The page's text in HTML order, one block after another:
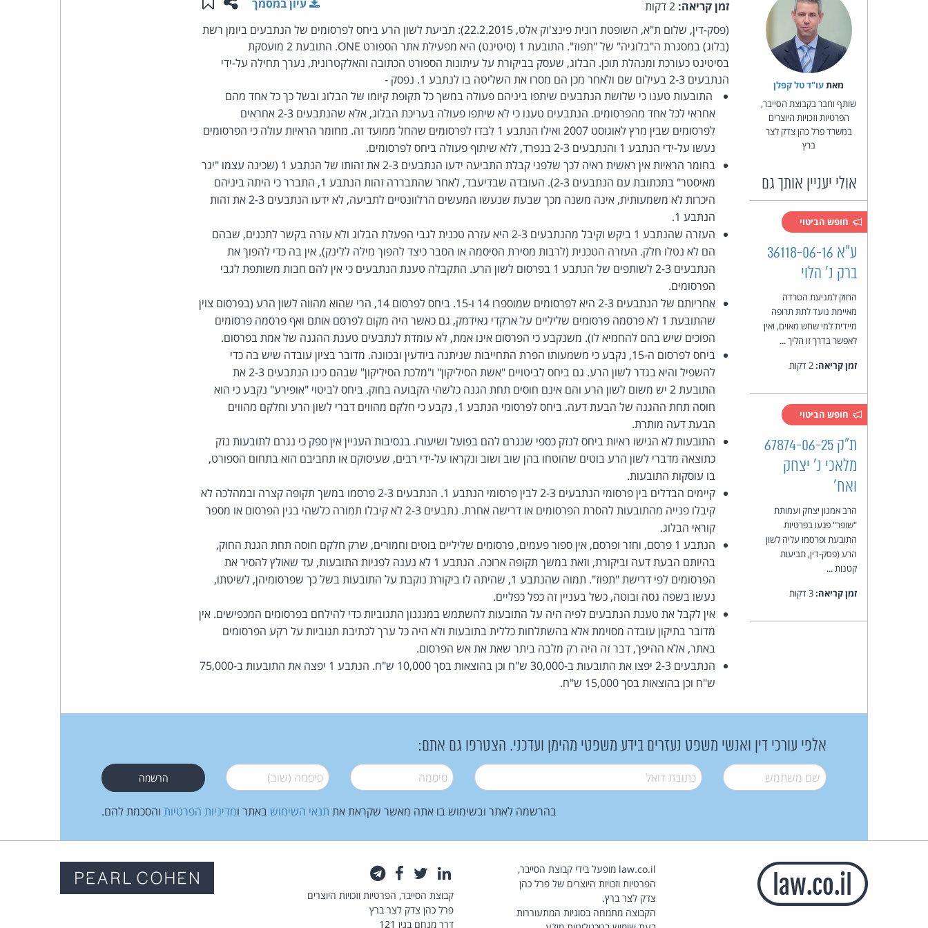
מאת‏עו"ד טל קפלן
שותף וחבר בקבוצת הסייבר,
הפרטיות וזכויות היוצרים
במשרד פרל כהן צדק לצר
ברץ
אולי יעניין אותך גם
חופש הביטוי
ע"א 36118-06-16
ברק נ' הלוי
החוק למניעת הטרדה
מאיימת נועד לתת תרופה
מיידית למי שחש מאוים, ואין
לאפשר בדרך זו הליך ...
זמן קריאה:
חופש הביטוי
ת"ק 67874-06-25
מלאכי נ' יצחק
ואח'
הרב אמנון יצחק ועמותת
"שופר" פגעו בפרטיות
התובעת ופרסמו עליה לשון
הרע (פסק-דין, תביעות
קטנות ...
זמן קריאה:
זמן קריאה:
עיון במסמך
(פסק-דין, שלום ת"א, השופטת רונית פינצ'וק אלט, 22.2.2015): תביעת לשון הרע ביחס לפרסומים של הנתבעים ביומן רשת
(בלוג) במסגרת ה"בלוגיה" של "תפוז". התובעת 1 (סיטינט) היא מפעילת אתר הספורט ONE. התובעת 2 מועסקת
בסיטינט כעורכת ומנהלת תוכן. הבלוג, שעסק בביקורת על עיתונות הספורט הכתובה והאלקטרונית, נערך תחילה על-ידי
הנתבעים 2-3 בעילום שם ולאחר מכן הם מסרו את השליטה בו לנתבע 1. נפסק -
התובעות טענו כי שלושת הנתבעים שיתפו ביניהם פעולה במשך כל תקופת קיומו של הבלוג ובשל כך כל אחד מהם
אחראי לכל אחד מהפרסומים. הנתבעים טענו כי לא שיתפו פעולה בעריכת הבלוג, אלא שהנתבעים 2-3 אחראים
לפרסומים שבין מרץ לאוגוסט 2007 ואילו הנתבע 1 לבדו לפרסומים שהחל ממועד זה. מחומר הראיות עולה כי הפרסומים
נעשו על-ידי הנתבע 1 והנתבעים 2-3 בנפרד, ללא שיתוף פעולה ביחס לפרסומים.
בחומר הראיות אין ראשית ראיה לכך שלפני קבלת התביעה ידעו הנתבעים 2-3 את זהותו של הנתבע 1 (שכינה עצמו "יגר
מאיסטר" בתכתובת עם הנתבעים 2-3). העובדה שבדיעבד, לאחר שהתבררה זהות הנתבע 1, התברר כי היתה ביניהם
היכרות לא משמעותית, אינה משנה מכך שבעת שנעשו המעשים הרלוונטיים לתביעה, לא ידעו הנתבעים 2-3 את זהות
הנתבע 1.
העזרה שהנתבע 1 ביקש וקיבל מהנתבעים 2-3 היא עזרה טכנית לגבי הפעלת הבלוג ולא עזרה בקשר לתכנים, שבהם
הם לא נטלו חלק. העזרה הטכנית (לרבות מסירת הסיסמה או הסבר כיצד להפוך מילה ללינק), אין בה כדי להפוך את
הנתבעים 2-3 לשותפים של הנתבע 1 בפרסום לשון הרע. התקבלה טענת הנתבעים כי אין להם חבות משותפת לגבי
הפרסומים.
אחריותם של הנתבעים 2-3 היא לפרסומים שמוספרו 14 ו-15. ביחס לפרסום 14, הרי שהוא מהווה לשון הרע (בפרסום צוין
שהתובעת 1 לא פרסמה פרסומים שליליים על ארקדי גאידמק, גם כאשר היה מקום לפרסם אותם ואף פרסמה פרסומים
הפוכים שיש בהם להחמיא לו). משנקבע כי הפרסום אינו אמת, לא עומדת לנתבעים טענת ההגנה של אמת בפרסום.
ביחס לפרסום ה-15, נקבע כי משמעותו הפרת התחייבות שניתנה ביודעין ובכוונה. מדובר בציון עובדה שיש בה כדי
להשפיל והיא בגדר לשון הרע. גם ביחס לביטויים "אשת הסיליקון" ו"מלכת הסיליקון" שבהם כינו הנתבעים 2-3 את
התובעת 2 יש משום לשון הרע והם אינם חוסים תחת הגנה כלשהי הקבועה בחוק. ביחס לביטוי "אופירע" נקבע כי הוא
חוסה תחת ההגנה של הבעת דעה. ביחס לפרסומי הנתבע 1, נקבע כי חלקם מהווים דברי לשון הרע וחלקם מהווים
הבעת דעה מותרת.
התובעות לא הגישו ראיות ביחס לנזק כספי שנגרם להם בפועל ושיעורו. בנסיבות העניין אין ספק כי נגרם לתובעות נזק
כתוצאה מדברי לשון הרע בוטים שהוטחו בהן שוב ושוב ונקראו על-ידי רבים, שעיסוקם או תחביבם הוא בתחום הספורט,
בו עוסקות התובעות.
קיימים הבדלים בין פרסומי הנתבעים 2-3 לבין פרסומי הנתבע 1. הנתבעים 2-3 פרסמו במשך תקופה קצרה ובמהלכה לא
קיבלו פנייה מהתובעות להסרת הפרסומים או דרישה אחרת. נתבעים 2-3 לא קיבלו תמורה כלשהי בגין הפרסום או מספר
קוראי הבלוג.
הנתבע 1 פרסם, וחזר ופרסם, אין ספור פעמים, פרסומים שליליים בוטים וחמורים, שרק חלקם חוסה תחת הגנת החוק,
בהיותם הבעת דעה וביקורת, וזאת במשך תקופה ארוכה. הנתבע 1 לא נענה לפניות התובעות, עד שאולץ להסיר את
הפרסומים לפי דרישת "תפוז". תמוה שהנתבע 1, שהיתה לו ביקורת נוקבת על התובעות בשל כך שפרסומיהן, לשיטתו,
נעשו בשפה גסה ובוטה, כשל בעניין זה כפל כפליים.
אין לקבל את טענת הנתבעים לפיה היה על התובעות להשתמש במנגנון התגוביות כדי להילחם בפרסומים המכפישים. אין
מדובר בתיקון עובדה מסוימת אלא בהשתלחות כללית בתובעות ולא היה כל ערך לכתיבת תגוביות על רקע הפרסומים
באתר, אלא ההיפך, דבר זה היה רק מלבה ביתר שאת את אש הפרסום.
הנתבעים 2-3 יפצו את התובעות ב-30,000 ש"ח וכן בהוצאות בסך 10,000 ש"ח. הנתבע 1 יפצה את התובעות ב-75,000
ש"ח וכן בהוצאות בסך 15,000 ש"ח.
אלפי עורכי דין ואנשי משפט נעזרים בידע משפטי מהימן ועדכני. הצטרפו גם אתם:
שם משתמש* דואל* סיסמה* סיסמה (שוב)*
בהרשמה לאתר ובשימוש בו אתה מאשר שקראת את תנאי השימוש באתר ומדיניות הפרטיות והסכמת להם.
law.co.il מופעל בידי קבוצת הסייבר,
הפרטיות וזכויות היוצרים של פרל כהן
צדק לצר ברץ.
הקבוצה מתמחה בסוגיות המתעוררות
לינקדאין
טוויטרפייסבוק
קבוצת הסייבר, הפרטיות וזכויות היוצרים
פרל כהן צדק לצר ברץ
דרך מנחם בגין 121